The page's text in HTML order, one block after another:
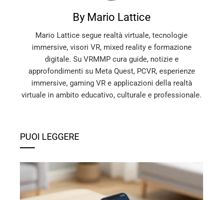
By Mario Lattice
Mario Lattice segue realtà virtuale, tecnologie
immersive, visori VR, mixed reality e formazione
digitale. Su VRMMP cura guide, notizie e
approfondimenti su Meta Quest, PCVR, esperienze
immersive, gaming VR e applicazioni della realtà
virtuale in ambito educativo, culturale e professionale.
PUOI LEGGERE